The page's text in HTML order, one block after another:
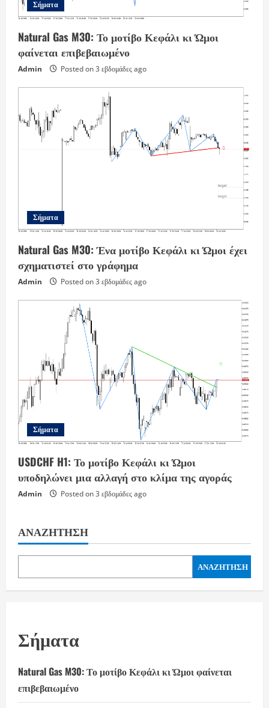
Σήματα
Natural Gas M30: Το μοτίβο Κεφάλι κι Ώμοι
φαίνεται επιβεβαιωμένο
Admin Posted on 3 εβδομάδες ago
Σήματα
Natural Gas M30: Ένα μοτίβο Κεφάλι κι Ώμοι έχει
σχηματιστεί στο γράφημα
Admin Posted on 3 εβδομάδες ago
Σήματα
USDCHF H1: Το μοτίβο Κεφάλι κι Ώμοι
υποδηλώνει μια αλλαγή στο κλίμα της αγοράς
Admin Posted on 3 εβδομάδες ago
ΑΝΑΖΉΤΗΣΗ
ΑΝΑΖΉΤΗΣΗ
Σήματα
Natural Gas M30: Το μοτίβο Κεφάλι κι Ώμοι φαίνεται
επιβεβαιωμένο